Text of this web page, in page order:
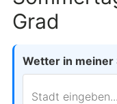
Grad
Wetter in meiner